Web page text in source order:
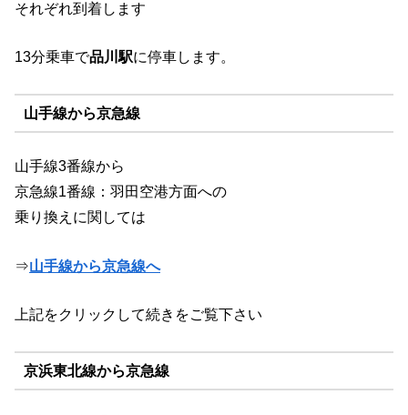
それぞれ到着します
13分乗車で品川駅に停車します。
山手線から京急線
山手線3番線から
京急線1番線：羽田空港方面への
乗り換えに関しては
⇒山手線から京急線へ
上記をクリックして続きをご覧下さい
京浜東北線から京急線